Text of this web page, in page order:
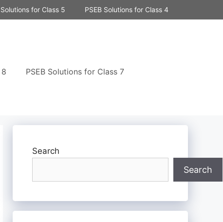
Solutions for Class 5 PSEB Solutions for Class 4
PSEB Solutions for Class 7
Search
Search